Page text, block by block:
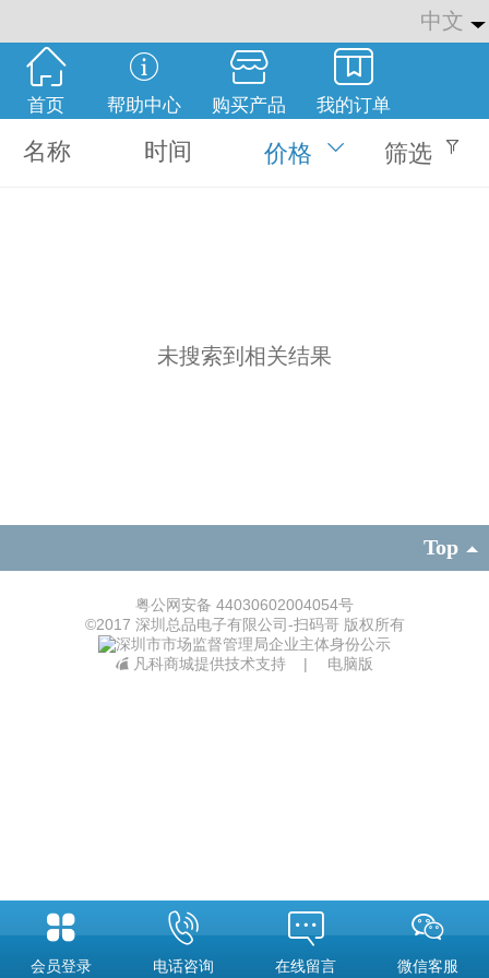
中文
中文
繁体
首页 帮助中心 购买产品 我的订单
名称 时间 价格 筛选
未搜索到相关结果
Top
粤公网安备 44030602004054号
©2017 深圳总品电子有限公司-扫码哥 版权所有
凡科商城提供技术支持 | 电脑版
会员登录 电话咨询 在线留言 微信客服